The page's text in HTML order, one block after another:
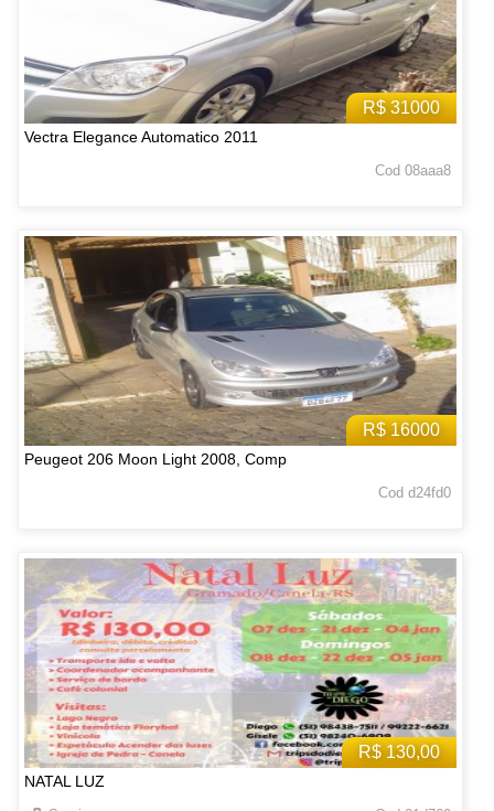
R$ 31000
Vectra Elegance Automatico 2011
Cod 08aaa8
R$ 16000
Peugeot 206 Moon Light 2008, Comp
Cod d24fd0
R$ 130,00
NATAL LUZ